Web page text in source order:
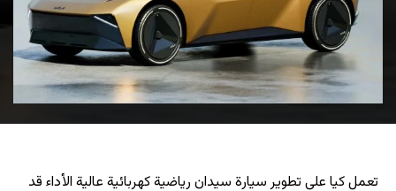
تعمل كيا على تطوير سيارة سيدان رياضية كهربائية عالية الأداء قد